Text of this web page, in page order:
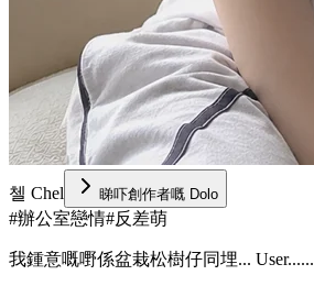
첼 Chel 睇吓創作者嘅 Dolo
#辦公室戀情#反差萌
我鍾意嘅嘢係盆栽松樹仔同埋... User......